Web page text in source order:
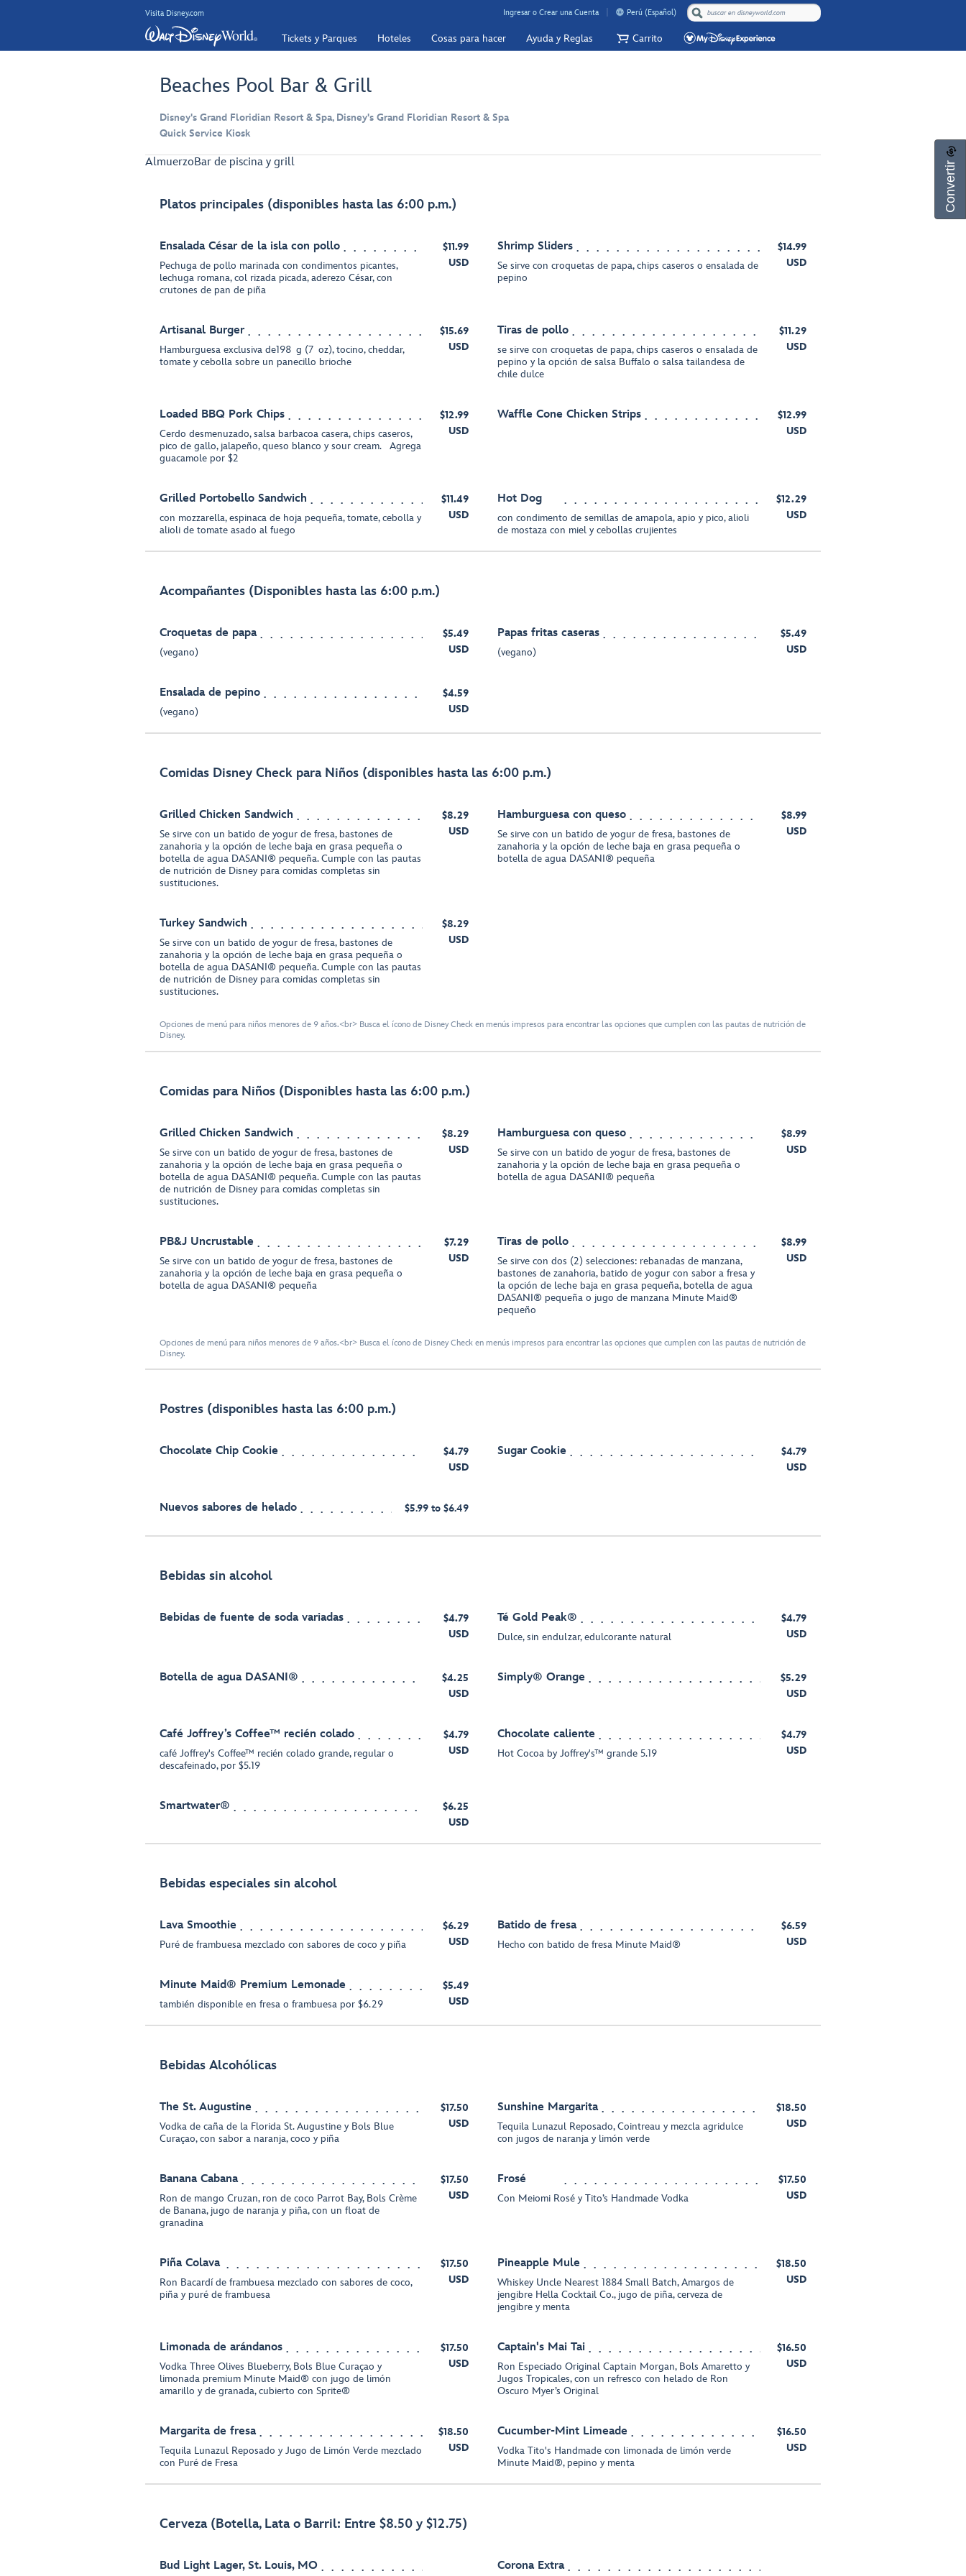
Visita Disney.com Ingresar o Crear una Cuenta Perú (Español)
Tickets y Parques Hoteles Cosas para hacer Ayuda y Reglas Carrito
Beaches Pool Bar & Grill
Disney's Grand Floridian Resort & Spa, Disney's Grand Floridian Resort & Spa
Quick Service Kiosk
AlmuerzoBar de piscina y grill
Platos principales (disponibles hasta las 6:00 p.m.)
Ensalada César de la isla con pollo
Pechuga de pollo marinada con condimentos picantes,
lechuga romana, col rizada picada, aderezo César, con
crutones de pan de piña
$11.99
USD
Shrimp Sliders
Se sirve con croquetas de papa, chips caseros o ensalada de
pepino
$14.99
USD
Artisanal Burger
Hamburguesa exclusiva de198 g (7 oz), tocino, cheddar,
tomate y cebolla sobre un panecillo brioche
$15.69
USD
Tiras de pollo
se sirve con croquetas de papa, chips caseros o ensalada de
pepino y la opción de salsa Buffalo o salsa tailandesa de
chile dulce
$11.29
USD
Loaded BBQ Pork Chips
Cerdo desmenuzado, salsa barbacoa casera, chips caseros,
pico de gallo, jalapeño, queso blanco y sour cream. Agrega
guacamole por $2
$12.99
USD
Waffle Cone Chicken Strips
$12.99
USD
Grilled Portobello Sandwich
con mozzarella, espinaca de hoja pequeña, tomate, cebolla y
alioli de tomate asado al fuego
$11.49
USD
Hot Dog
con condimento de semillas de amapola, apio y pico, alioli
de mostaza con miel y cebollas crujientes
$12.29
USD
Acompañantes (Disponibles hasta las 6:00 p.m.)
Croquetas de papa
(vegano)
$5.49
USD
Papas fritas caseras
(vegano)
$5.49
USD
Ensalada de pepino
(vegano)
$4.59
USD
Comidas Disney Check para Niños (disponibles hasta las 6:00 p.m.)
Grilled Chicken Sandwich
Se sirve con un batido de yogur de fresa, bastones de
zanahoria y la opción de leche baja en grasa pequeña o
botella de agua DASANI® pequeña. Cumple con las pautas
de nutrición de Disney para comidas completas sin
sustituciones.
$8.29
USD
Hamburguesa con queso
Se sirve con un batido de yogur de fresa, bastones de
zanahoria y la opción de leche baja en grasa pequeña o
botella de agua DASANI® pequeña
$8.99
USD
Turkey Sandwich
Se sirve con un batido de yogur de fresa, bastones de
zanahoria y la opción de leche baja en grasa pequeña o
botella de agua DASANI® pequeña. Cumple con las pautas
de nutrición de Disney para comidas completas sin
sustituciones.
$8.29
USD
Opciones de menú para niños menores de 9 años.<br> Busca el ícono de Disney Check en menús impresos para encontrar las opciones que cumplen con las pautas de nutrición de
Disney.
Comidas para Niños (Disponibles hasta las 6:00 p.m.)
Grilled Chicken Sandwich
Se sirve con un batido de yogur de fresa, bastones de
zanahoria y la opción de leche baja en grasa pequeña o
botella de agua DASANI® pequeña. Cumple con las pautas
de nutrición de Disney para comidas completas sin
sustituciones.
$8.29
USD
Hamburguesa con queso
Se sirve con un batido de yogur de fresa, bastones de
zanahoria y la opción de leche baja en grasa pequeña o
botella de agua DASANI® pequeña
$8.99
USD
PB&J Uncrustable
Se sirve con un batido de yogur de fresa, bastones de
zanahoria y la opción de leche baja en grasa pequeña o
botella de agua DASANI® pequeña
$7.29
USD
Tiras de pollo
Se sirve con dos (2) selecciones: rebanadas de manzana,
bastones de zanahoria, batido de yogur con sabor a fresa y
la opción de leche baja en grasa pequeña, botella de agua
DASANI® pequeña o jugo de manzana Minute Maid®
pequeño
$8.99
USD
Opciones de menú para niños menores de 9 años.<br> Busca el ícono de Disney Check en menús impresos para encontrar las opciones que cumplen con las pautas de nutrición de
Disney.
Postres (disponibles hasta las 6:00 p.m.)
Chocolate Chip Cookie
$4.79
USD
Sugar Cookie
$4.79
USD
Nuevos sabores de helado $5.99 to $6.49
Bebidas sin alcohol
Bebidas de fuente de soda variadas
$4.79
USD
Té Gold Peak®
Dulce, sin endulzar, edulcorante natural
$4.79
USD
Botella de agua DASANI®
$4.25
USD
Simply® Orange
$5.29
USD
Café Joffrey’s Coffee™ recién colado
café Joffrey's Coffee™ recién colado grande, regular o
descafeinado, por $5.19
$4.79
USD
Chocolate caliente
Hot Cocoa by Joffrey's™ grande 5.19
$4.79
USD
Smartwater®
$6.25
USD
Bebidas especiales sin alcohol
Lava Smoothie
Puré de frambuesa mezclado con sabores de coco y piña
$6.29
USD
Batido de fresa
Hecho con batido de fresa Minute Maid®
$6.59
USD
Minute Maid® Premium Lemonade
también disponible en fresa o frambuesa por $6.29
$5.49
USD
Bebidas Alcohólicas
The St. Augustine
Vodka de caña de la Florida St. Augustine y Bols Blue
Curaçao, con sabor a naranja, coco y piña
$17.50
USD
Sunshine Margarita
Tequila Lunazul Reposado, Cointreau y mezcla agridulce
con jugos de naranja y limón verde
$18.50
USD
Banana Cabana
Ron de mango Cruzan, ron de coco Parrot Bay, Bols Crème
de Banana, jugo de naranja y piña, con un float de
granadina
$17.50
USD
Frosé
Con Meiomi Rosé y Tito’s Handmade Vodka
$17.50
USD
Piña Colava
Ron Bacardí de frambuesa mezclado con sabores de coco,
piña y puré de frambuesa
$17.50
USD
Pineapple Mule
Whiskey Uncle Nearest 1884 Small Batch, Amargos de
jengibre Hella Cocktail Co., jugo de piña, cerveza de
jengibre y menta
$18.50
USD
Limonada de arándanos
Vodka Three Olives Blueberry, Bols Blue Curaçao y
limonada premium Minute Maid® con jugo de limón
amarillo y de granada, cubierto con Sprite®
$17.50
USD
Captain's Mai Tai
Ron Especiado Original Captain Morgan, Bols Amaretto y
Jugos Tropicales, con un refresco con helado de Ron
Oscuro Myer’s Original
$16.50
USD
Margarita de fresa
Tequila Lunazul Reposado y Jugo de Limón Verde mezclado
con Puré de Fresa
$18.50
USD
Cucumber-Mint Limeade
Vodka Tito's Handmade con limonada de limón verde
Minute Maid®, pepino y menta
$16.50
USD
Cerveza (Botella, Lata o Barril: Entre $8.50 y $12.75)
Bud Light Lager, St. Louis, MO Corona Extra
Convertir